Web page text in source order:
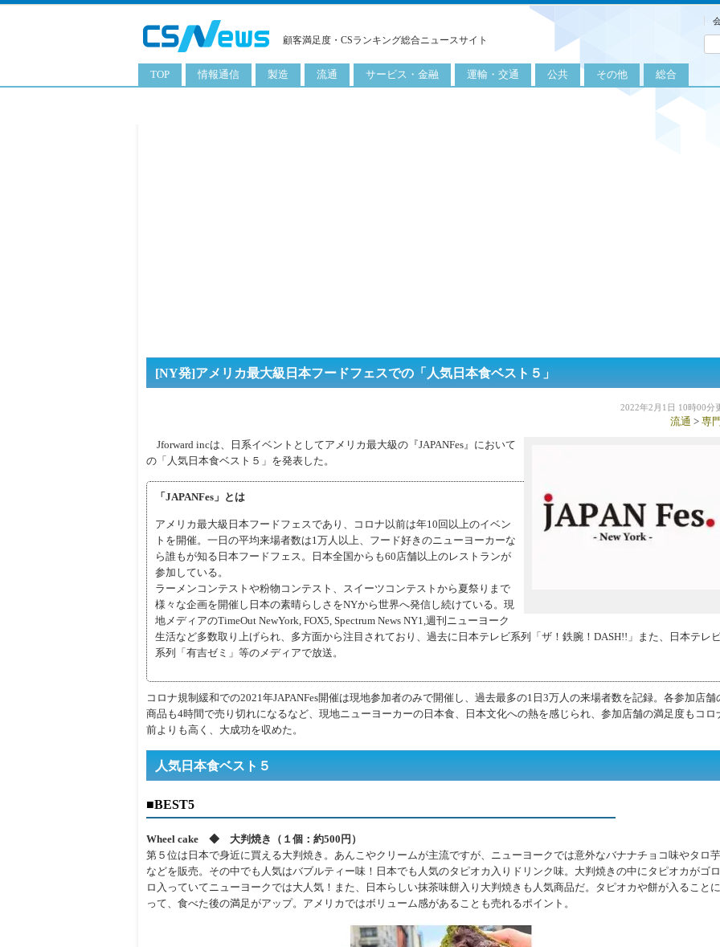
顧客満足度・CSランキング総合ニュースサイト
TOP 情報通信 製造 流通 サービス・金融 運輸・交通 公共 その他 総合
[NY発]アメリカ最大級日本フードフェスでの「人気日本食ベスト５」
2022年2月1日 10時00分
流通 > 専
Jforward incは、日系イベントとしてアメリカ最大級の『JAPANFes』において
の「人気日本食ベスト５」を発表した。
「JAPANFes」とは
アメリカ最大級日本フードフェスであり、コロナ以前は年10回以上のイベン
トを開催。一日の平均来場者数は1万人以上、フード好きのニューヨーカーな
ら誰もが知る日本フードフェス。日本全国からも60店舗以上のレストランが
参加している。
ラーメンコンテストや粉物コンテスト、スイーツコンテストから夏祭りまで
様々な企画を開催し日本の素晴らしさをNYから世界へ発信し続けている。現
地メディアのTimeOut NewYork, FOX5, Spectrum News NY1,週刊ニューヨーク
生活など多数取り上げられ、多方面から注目されており、過去に日本テレビ系列「ザ！鉄腕！DASH!!」また、日本テレ
系列「有吉ゼミ」等のメディアで放送。
コロナ規制緩和での2021年JAPANFes開催は現地参加者のみで開催し、過去最多の1日3万人の来場者数を記録。各参加店舗
商品も4時間で売り切れになるなど、現地ニューヨーカーの日本食、日本文化への熱を感じられ、参加店舗の満足度もコロ
前よりも高く、大成功を収めた。
人気日本食ベスト５
■BEST5
Wheel cake ◆ 大判焼き（１個：約500円）
第５位は日本で身近に買える大判焼き。あんこやクリームが主流ですが、ニューヨークでは意外なバナナチョコ味やタロ
などを販売。その中でも人気はバブルティー味！日本でも人気のタピオカ入りドリンク味。大判焼きの中にタピオカがゴ
ロ入っていてニューヨークでは大人気！また、日本らしい抹茶味餅入り大判焼きも人気商品だ。タピオカや餅が入ること
って、食べた後の満足がアップ。アメリカではボリューム感があることも売れるポイント。